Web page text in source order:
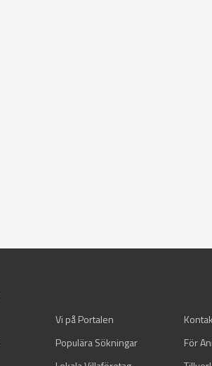
Vi på Portalen
Populära Sökningar
För